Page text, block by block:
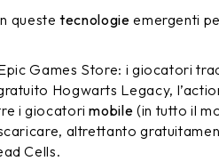
questetecnologie emergenti
Games Store: i giocatori
Hogwarts Legacy,
i giocatorimobile (in tutto il
altrettanto
Cells.